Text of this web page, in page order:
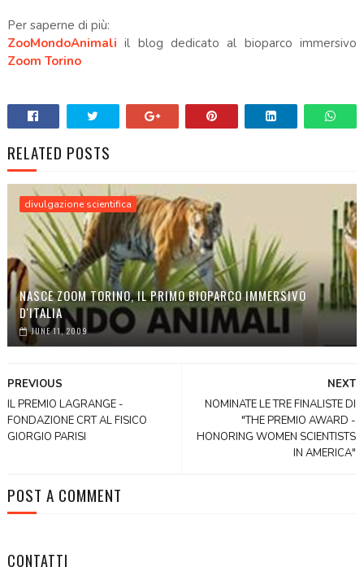
Per saperne di più:
ZooMondoAnimali il blog dedicato al bioparco immersivo
Zoom Torino
RELATED POSTS
divulgazione scientifica
NASCE ZOOM TORINO, IL PRIMO BIOPARCO IMMERSIVO
D'ITALIA
JUNE 11, 2009
NEXT
NOMINATE LE TRE FINALISTE DI
"THE PREMIO AWARD -
HONORING WOMEN SCIENTISTS
IN AMERICA"
PREVIOUS
IL PREMIO LAGRANGE -
FONDAZIONE CRT AL FISICO
GIORGIO PARISI
POST A COMMENT
CONTATTI